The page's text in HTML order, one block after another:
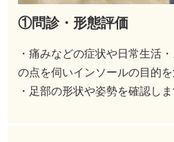
①問診・形態評価
・痛みなどの症状や日常生活
の点を伺いインソールの目的を
・足部の形状や姿勢を確認しま